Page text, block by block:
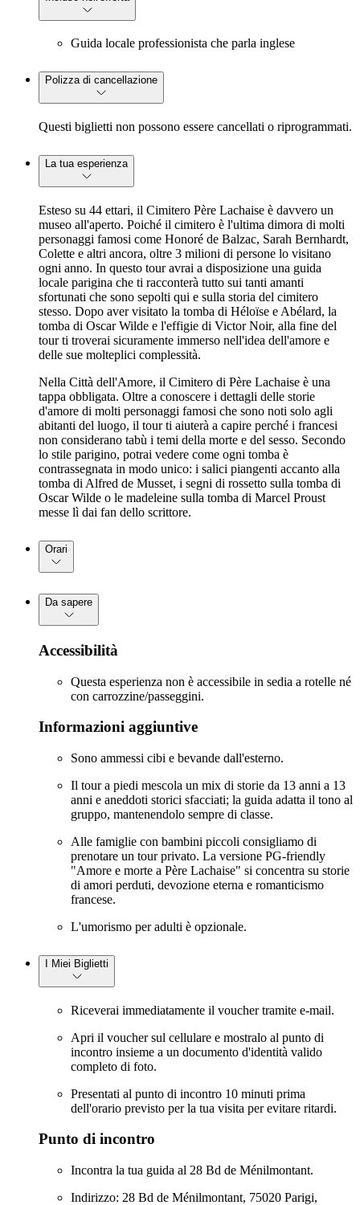
Guida locale professionista che parla inglese
Polizza di cancellazione
Questi biglietti non possono essere cancellati o riprogrammati.
La tua esperienza
Esteso su 44 ettari, il Cimitero Père Lachaise è davvero un
museo all'aperto. Poiché il cimitero è l'ultima dimora di molti
personaggi famosi come Honoré de Balzac, Sarah Bernhardt,
Colette e altri ancora, oltre 3 milioni di persone lo visitano
ogni anno. In questo tour avrai a disposizione una guida
locale parigina che ti racconterà tutto sui tanti amanti
sfortunati che sono sepolti qui e sulla storia del cimitero
stesso. Dopo aver visitato la tomba di Héloïse e Abélard, la
tomba di Oscar Wilde e l'effigie di Victor Noir, alla fine del
tour ti troverai sicuramente immerso nell'idea dell'amore e
delle sue molteplici complessità.
Nella Città dell'Amore, il Cimitero di Père Lachaise è una
tappa obbligata. Oltre a conoscere i dettagli delle storie
d'amore di molti personaggi famosi che sono noti solo agli
abitanti del luogo, il tour ti aiuterà a capire perché i francesi
non considerano tabù i temi della morte e del sesso. Secondo
lo stile parigino, potrai vedere come ogni tomba è
contrassegnata in modo unico: i salici piangenti accanto alla
tomba di Alfred de Musset, i segni di rossetto sulla tomba di
Oscar Wilde o le madeleine sulla tomba di Marcel Proust
messe lì dai fan dello scrittore.
Orari
Da sapere
Accessibilità
Questa esperienza non è accessibile in sedia a rotelle né
con carrozzine/passeggini.
Informazioni aggiuntive
Sono ammessi cibi e bevande dall'esterno.
Il tour a piedi mescola un mix di storie da 13 anni a 13
anni e aneddoti storici sfacciati; la guida adatta il tono al
gruppo, mantenendolo sempre di classe.
Alle famiglie con bambini piccoli consigliamo di
prenotare un tour privato. La versione PG-friendly
"Amore e morte a Père Lachaise" si concentra su storie
di amori perduti, devozione eterna e romanticismo
francese.
L'umorismo per adulti è opzionale.
I Miei Biglietti
Riceverai immediatamente il voucher tramite e-mail.
Apri il voucher sul cellulare e mostralo al punto di
incontro insieme a un documento d'identità valido
completo di foto.
Presentati al punto di incontro 10 minuti prima
dell'orario previsto per la tua visita per evitare ritardi.
Punto di incontro
Incontra la tua guida al 28 Bd de Ménilmontant.
Indirizzo: 28 Bd de Ménilmontant, 75020 Parigi,